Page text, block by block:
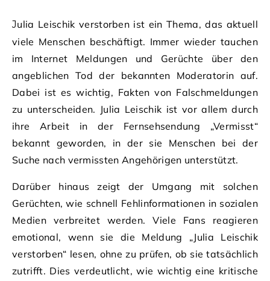
Julia Leischik verstorben ist ein Thema, das aktuell
viele Menschen beschäftigt. Immer wieder tauchen
im Internet Meldungen und Gerüchte über den
angeblichen Tod der bekannten Moderatorin auf.
Dabei ist es wichtig, Fakten von Falschmeldungen
zu unterscheiden. Julia Leischik ist vor allem durch
ihre Arbeit in der Fernsehsendung „Vermisst“
bekannt geworden, in der sie Menschen bei der
Suche nach vermissten Angehörigen unterstützt.
Darüber hinaus zeigt der Umgang mit solchen
Gerüchten, wie schnell Fehlinformationen in sozialen
Medien verbreitet werden. Viele Fans reagieren
emotional, wenn sie die Meldung „Julia Leischik
verstorben“ lesen, ohne zu prüfen, ob sie tatsächlich
zutrifft. Dies verdeutlicht, wie wichtig eine kritische